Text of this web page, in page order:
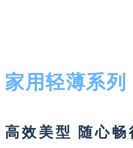
家用轻薄系列
高效美型 随心畅